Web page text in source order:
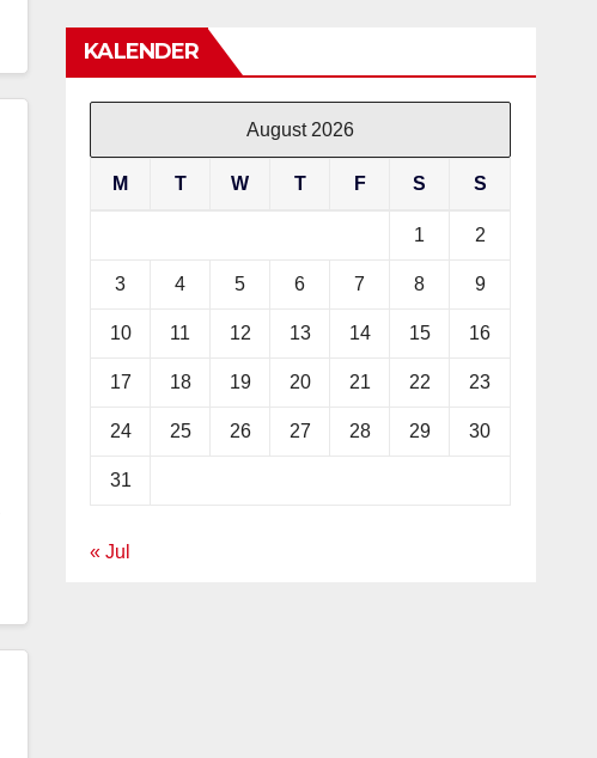
KALENDER
August 2026
M T W T F S S
1 2
3 4 5 6 7 8 9
10 11 12 13 14 15 16
17 18 19 20 21 22 23
24 25 26 27 28 29 30
31
« Jul